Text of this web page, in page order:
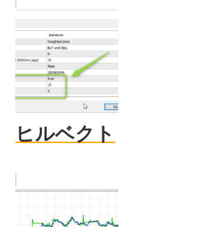
ヒルベクト